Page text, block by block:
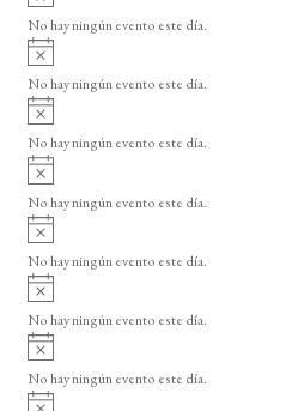
o
v
i
o
No hay ningún evento este día.
A
v
i
o
No hay ningún evento este día.
A
v
i
o
No hay ningún evento este día.
A
v
i
o
No hay ningún evento este día.
A
v
i
o
No hay ningún evento este día.
A
v
i
o
No hay ningún evento este día.
A
v
i
No hay ningún evento este día.
A